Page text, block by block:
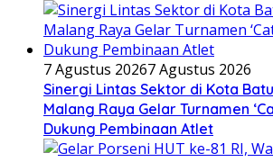
7 Agustus 20267 Agustus 2026
Sinergi Lintas Sektor di Kota
Malang Raya Gelar Turnamen
Dukung Pembinaan Atlet